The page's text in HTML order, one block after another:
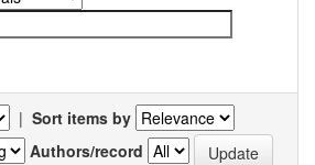
| Sort items by
Authors/record